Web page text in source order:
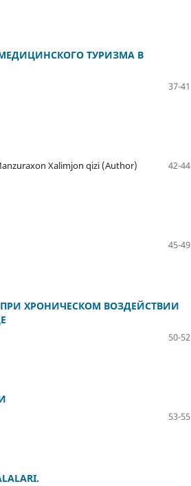
ТУРИЗМА В
37-41
Xalimjon qizi (Author)
42-44
45-49
ХРОНИЧЕСКОМ ВОЗДЕЙСТВИИ
50-52
53-55